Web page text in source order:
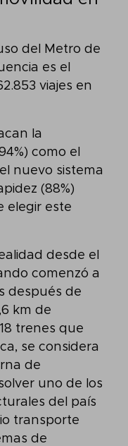
del Metro de
es el
viajes en
la
como el
nuevo sistema
(88%)
elegir este
desde el
comenzó a
después de
km de
trenes que
se considera
de
uno de los
del país
transporte
de